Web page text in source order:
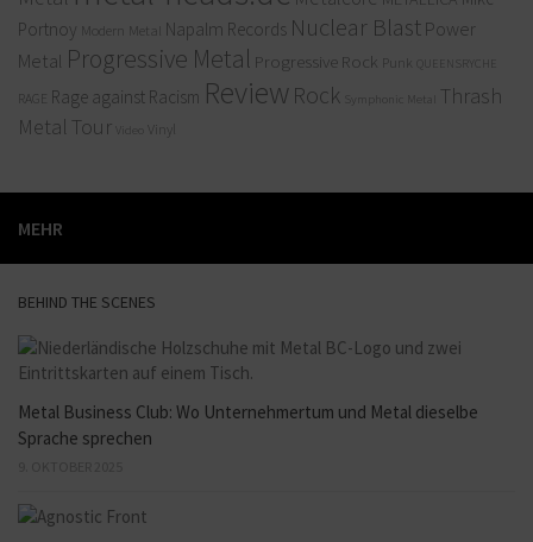
Portnoy Modern Metal Napalm Records Nuclear Blast Power
Metal Progressive Metal Progressive Rock Punk QUEENSRYCHE
RAGE Rage against Racism Review Rock Symphonic Metal
Thrash
Metal Tour Video Vinyl
MEHR
BEHIND THE SCENES
Metal Business Club: Wo Unternehmertum und Metal dieselbe
Sprache sprechen